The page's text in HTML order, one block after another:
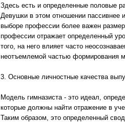
Здесь есть и определенные половые
Девушки в этом отношении пассивнее
выборе профессии более важен
профессии отражает определенный
того, на него влияет часто
неотъемлемой частью формирования
3. Основные личностные качества
Модель гимназиста - это идеал,
которые должны найти отражение в
Таким образом, это определенный